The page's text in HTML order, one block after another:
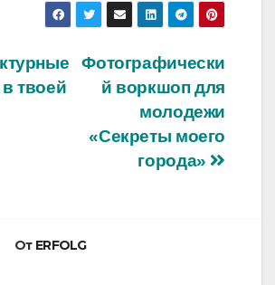
Фотографически
й воркшоп для
молодежи
«Секреты моего
города»
твоей
От ERFOLG